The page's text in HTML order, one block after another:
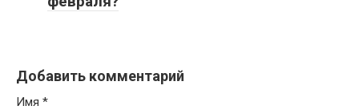
Добавить комментарий
Имя *